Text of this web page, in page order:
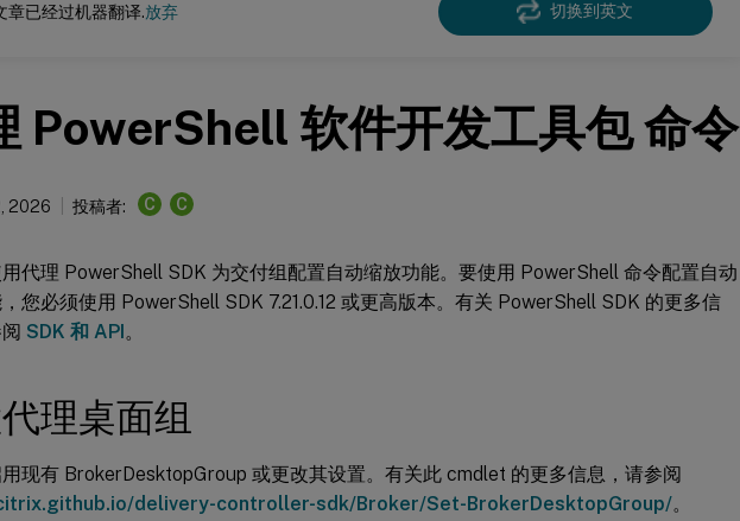
章已经过机器翻译.放弃 切换到英文
PowerShell 软件开发工具包 命令
2026 投稿者: C C
代理 PowerShell SDK 为交付组配置自动缩放功能。要使用 PowerShell 命令配置自动
您必须使用 PowerShell SDK 7.21.0.12 或更高版本。有关 PowerShell SDK 的更多信
SDK 和 API。
理桌面组
现有 BrokerDesktopGroup 或更改其设置。有关此 cmdlet 的更多信息，请参阅
delivery-controller-sdk/Broker/Set-BrokerDesktopGroup/。